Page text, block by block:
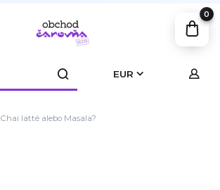
EUR
0
Chai latté alebo Masala?